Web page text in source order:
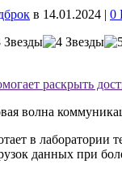
в 14.01.2024 | 0
раскрыть
волна
в лаборатории
данных при